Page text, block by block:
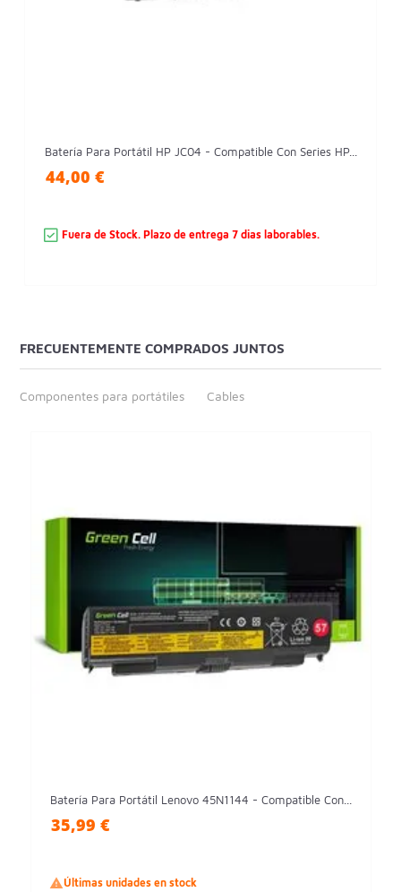
Batería Para Portátil HP JC04 - Compatible Con Series HP...
44,00 €
Fuera de Stock. Plazo de entrega 7 dias laborables.
FRECUENTEMENTE COMPRADOS JUNTOS
Componentes para portátiles Cables
Batería Para Portátil Lenovo 45N1144 - Compatible Con...
35,99 €
Últimas unidades en stock